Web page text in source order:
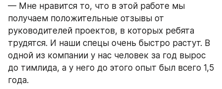
— Мне нравится то, что в этой работе мы
получаем положительные отзывы от
руководителей проектов, в которых ребята
трудятся. И наши спецы очень быстро растут. В
одной из компании у нас человек за год вырос
до тимлида, а у него до этого опыт был всего 1,5
года.